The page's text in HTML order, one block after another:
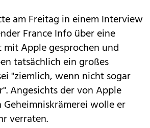
am Freitag in einem Interview
France Info über eine
mit Applegesprochen und
tatsächlich ein großes
"ziemlich, wenn nicht sogar
Angesichts der von Apple
wolle er
verraten.